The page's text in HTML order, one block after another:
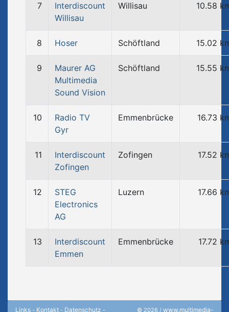
7
Interdiscount
Willisau
Willisau 10.58
8 Hoser Schöftland 15.02
9
Maurer AG
Multimedia
Sound Vision
Schöftland 15.55
10
Radio TV
Gyr
Emmenbrücke 16.73
11
Interdiscount
Zofingen
Zofingen 17.52
12
STEG
Electronics
AG
Luzern 17.66
13
Interdiscount
Emmen
Emmenbrücke 17.72
Links - Kontakt - Datenschutz - © 2026 / www.multimedia-